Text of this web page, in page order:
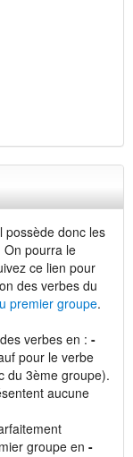
possède donc les
On pourra le
ce lien pour
des verbes du
premier groupe.
verbes en : -
pour le verbe
du 3ème groupe).
aucune
groupe en -